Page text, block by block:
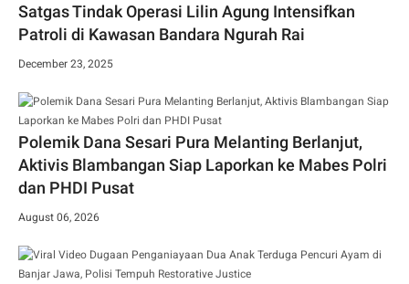
Satgas Tindak Operasi Lilin Agung Intensifkan
Patroli di Kawasan Bandara Ngurah Rai
December 23, 2025
Polemik Dana Sesari Pura Melanting Berlanjut,
Aktivis Blambangan Siap Laporkan ke Mabes Polri
dan PHDI Pusat
August 06, 2026